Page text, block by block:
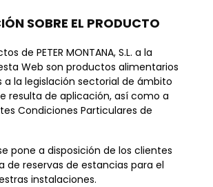
SOBRE EL PRODUCTO
de PETER MONTANA, S.L. a la
Web son productos alimentarios
a la legislación sectorial de ámbito
resulta de aplicación, así como a
Condiciones Particulares de
pone a disposición de los clientes
de reservas de estancias para el
instalaciones.